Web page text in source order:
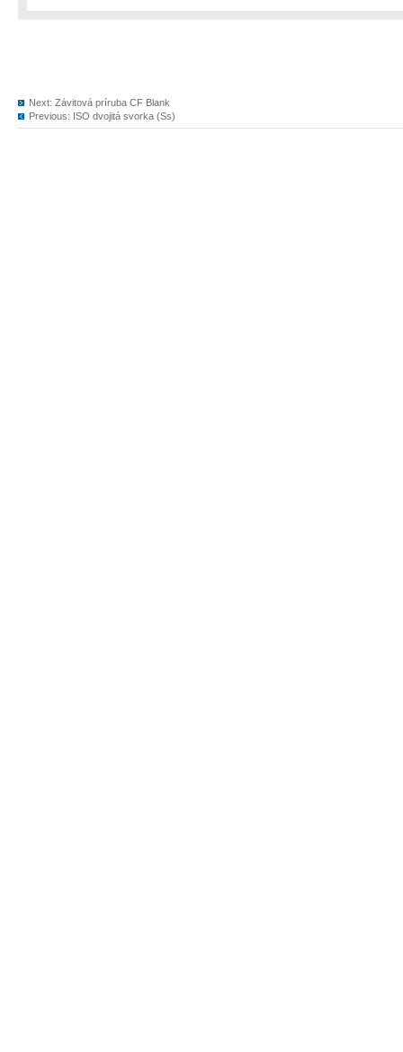
Next: Závitová príruba CF Blank
Previous: ISO dvojitá svorka (Ss)